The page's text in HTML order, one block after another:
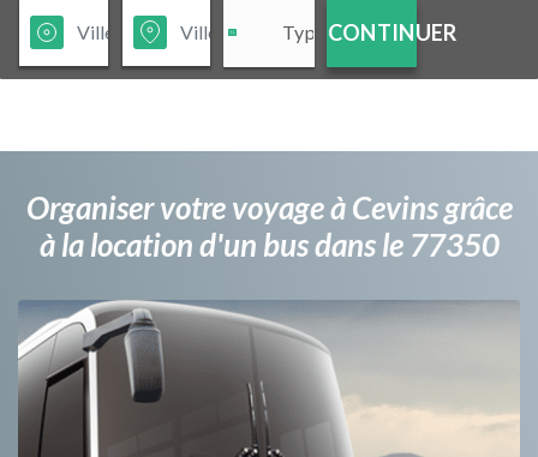
CONTINUER
Organiser votre voyage à Cevins grâce
à la location d'un bus dans le 77350